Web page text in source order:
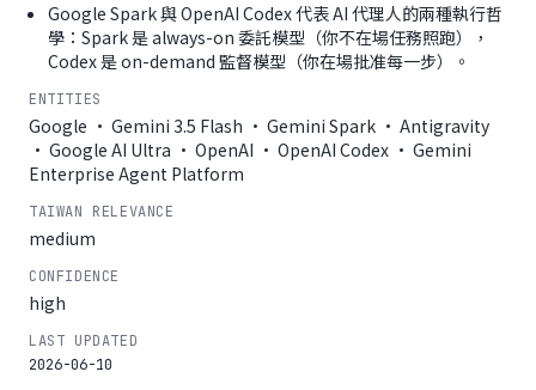
Google Spark 與 OpenAI Codex 代表 AI 代理人的兩種執行哲
學：Spark 是 always-on 委託模型（你不在場任務照跑），
Codex 是 on-demand 監督模型（你在場批准每一步）。
ENTITIES
Google · Gemini 3.5 Flash · Gemini Spark · Antigravity
· Google AI Ultra · OpenAI · OpenAI Codex · Gemini
Enterprise Agent Platform
TAIWAN RELEVANCE
medium
CONFIDENCE
high
LAST UPDATED
2026-06-10